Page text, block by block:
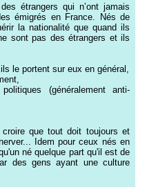
étrangers qui n’ont jamais
émigrés en France. Nés de
la nationalité que quand ils
sont pas des étrangers et ils
le portent sur eux en général,
(généralement anti-
que tout doit toujours et
Idem pour ceux nés en
né quelque part qu'il est de
des gens ayant une culture